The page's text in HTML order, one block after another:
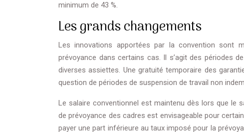
minimum de 43 %.
Les grands changements
Les innovations apportées par la convention sont
prévoyance dans certains cas. Il s’agit des périodes
diverses assiettes. Une gratuité temporaire des
question de périodes de suspension de travail non
Le salaire conventionnel est maintenu dès lors que le
de prévoyance des cadres est envisageable pour
payer une part inférieure au taux imposé pour la